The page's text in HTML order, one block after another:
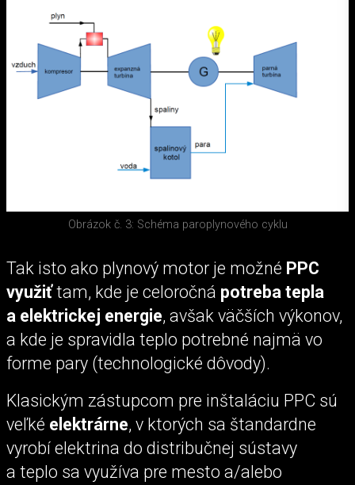
Obrázok č. 3: Schéma paroplynového cyklu
Tak isto ako plynový motor je možné PPC
využiťtam, kde je celoročná potreba tepla
a elektrickej energie, avšak väčších výkonov,
a kde je spravidla teplo potrebné najmä vo
forme pary (technologické dôvody).
Klasickým zástupcom pre inštaláciu PPC sú
veľké elektrárne, v ktorých sa štandardne
vyrobí elektrina do distribučnej sústavy
a teplo sa využíva pre mesto a/alebo